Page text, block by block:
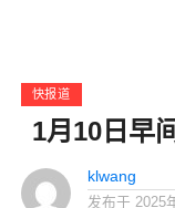
快报道
1月10日早
klwang
发布于 2025